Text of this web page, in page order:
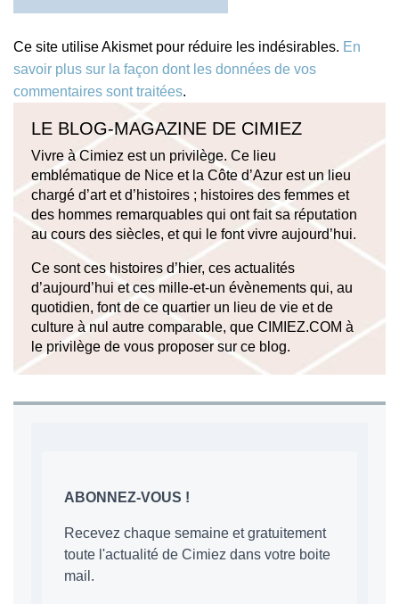
Ce site utilise Akismet pour réduire les indésirables. En
savoir plus sur la façon dont les données de vos
commentaires sont traitées.
LE BLOG-MAGAZINE DE CIMIEZ
Vivre à Cimiez est un privilège. Ce lieu
emblématique de Nice et la Côte d’Azur est un lieu
chargé d’art et d’histoires ; histoires des femmes et
des hommes remarquables qui ont fait sa réputation
au cours des siècles, et qui le font vivre aujourd’hui.
Ce sont ces histoires d’hier, ces actualités
d’aujourd’hui et ces mille-et-un évènements qui, au
quotidien, font de ce quartier un lieu de vie et de
culture à nul autre comparable, que CIMIEZ.COM à
le privilège de vous proposer sur ce blog.
ABONNEZ-VOUS !
Recevez chaque semaine et gratuitement
toute l'actualité de Cimiez dans votre boite
mail.